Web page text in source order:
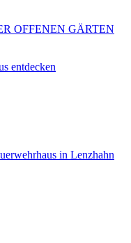
OFFENEN GÄRTEN
entdecken
in Lenzhahn